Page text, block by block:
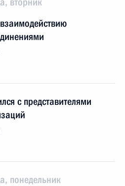
с представителями
понедельник